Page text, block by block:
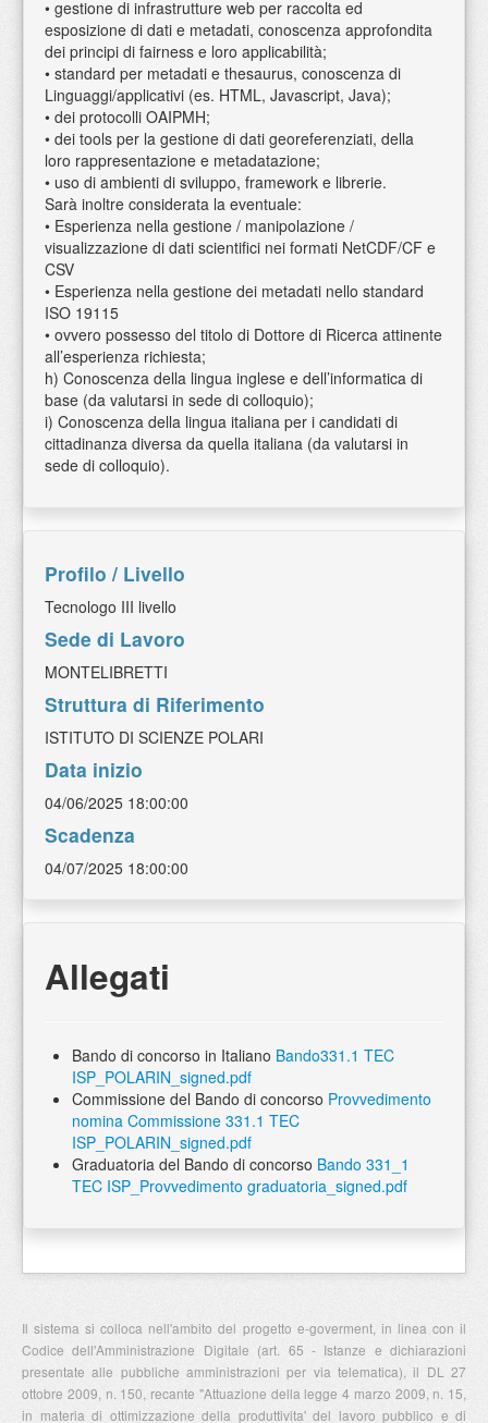
• gestione di infrastrutture web per raccolta ed
esposizione di dati e metadati, conoscenza approfondita
dei principi di fairness e loro applicabilità;
• standard per metadati e thesaurus, conoscenza di
Linguaggi/applicativi (es. HTML, Javascript, Java);
• dei protocolli OAIPMH;
• dei tools per la gestione di dati georeferenziati, della
loro rappresentazione e metadatazione;
• uso di ambienti di sviluppo, framework e librerie.
Sarà inoltre considerata la eventuale:
• Esperienza nella gestione / manipolazione /
visualizzazione di dati scientifici nei formati NetCDF/CF e
CSV
• Esperienza nella gestione dei metadati nello standard
ISO 19115
• ovvero possesso del titolo di Dottore di Ricerca attinente
all’esperienza richiesta;
h) Conoscenza della lingua inglese e dell’informatica di
base (da valutarsi in sede di colloquio);
i) Conoscenza della lingua italiana per i candidati di
cittadinanza diversa da quella italiana (da valutarsi in
sede di colloquio).
Profilo / Livello
Tecnologo III livello
Sede di Lavoro
MONTELIBRETTI
Struttura di Riferimento
ISTITUTO DI SCIENZE POLARI
Data inizio
04/06/2025 18:00:00
Scadenza
04/07/2025 18:00:00
Allegati
Bando di concorso in Italiano Bando331.1 TEC
ISP_POLARIN_signed.pdf
Commissione del Bando di concorso Provvedimento
nomina Commissione 331.1 TEC
ISP_POLARIN_signed.pdf
Graduatoria del Bando di concorso Bando 331_1
TEC ISP_Provvedimento graduatoria_signed.pdf
Il sistema si colloca nell'ambito del progetto e-goverment, in linea con il
Codice dell'Amministrazione Digitale (art. 65 - Istanze e dichiarazioni
presentate alle pubbliche amministrazioni per via telematica), il DL 27
ottobre 2009, n. 150, recante "Attuazione della legge 4 marzo 2009, n. 15,
in materia di ottimizzazione della produttivita' del lavoro pubblico e di